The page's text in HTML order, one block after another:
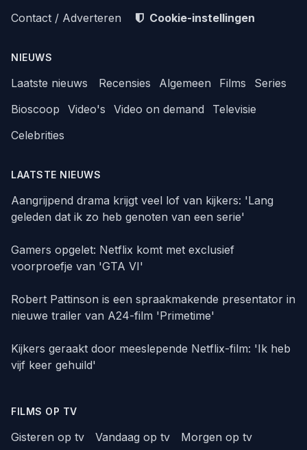
Contact / Adverteren
Cookie-instellingen
NIEUWS
Laatste nieuws Recensies Algemeen Films
Series
Bioscoop
Video's Video on demand
Televisie
Celebrities
LAATSTE NIEUWS
Aangrijpend drama krijgt veel lof van kijkers: 'Lang
geleden dat ik zo heb genoten van een serie'
Gamers opgelet: Netflix komt met exclusief
voorproefje van 'GTA VI'
Robert Pattinson is een spraakmakende presentator in
nieuwe trailer van A24-film 'Primetime'
Kijkers geraakt door meeslepende Netflix-film: 'Ik heb
vijf keer gehuild'
FILMS OP TV
Gisteren op tv Vandaag op tv
Morgen op tv